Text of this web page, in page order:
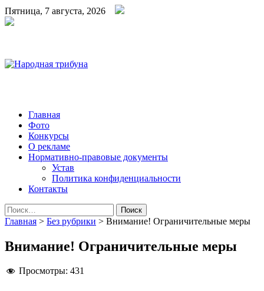
Пятница, 7 августа, 2026
Народная трибуна
Калининская районная газета
Главная
Фото
Конкурсы
О рекламе
Нормативно-правовые документы
Устав
Политика конфиденциальности
Контакты
Найти:
Главная > Без рубрики > Внимание! Ограничительные меры
Внимание! Ограничительные меры
Просмотры: 431